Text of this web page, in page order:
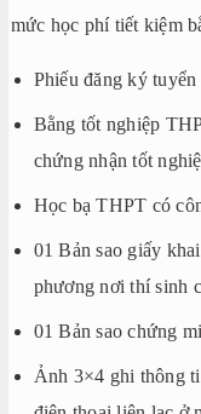
mức học phí tiết kiệm
Phiếu đăng ký
Bằng tốt nghiệp
chứng nhận tốt
Học bạ THPT có
01 Bản sao giấy
phương nơi thí sinh
01 Bản sao chứng
Ảnh 3×4 ghi thông